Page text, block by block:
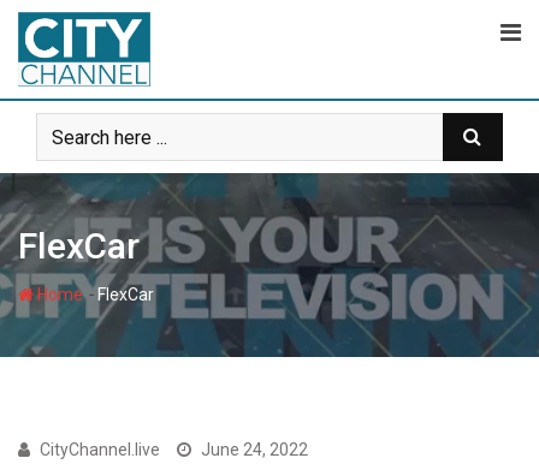
Skip
content
FlexCar
Home- FlexCar
CityChannel.live June 24, 2022